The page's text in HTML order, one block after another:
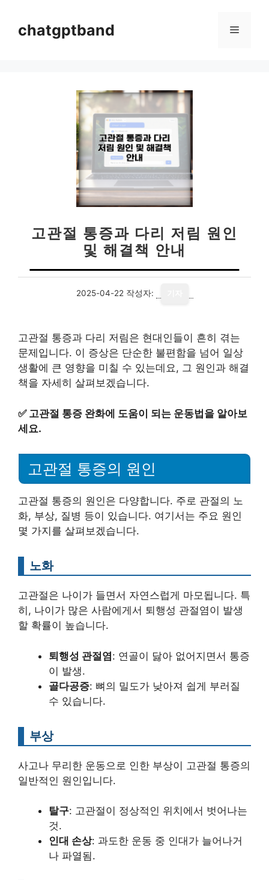
chatgptband 메
고관절 통증과 다리 저림 원인
및 해결책 안내
2025-04-22 작성자:
고관절 통증과 다리 저림은 현대인들이 흔히 겪는
문제입니다. 이 증상은 단순한 불편함을 넘어 일상
생활에 큰 영향을 미칠 수 있는데요, 그 원인과 해결
책을 자세히 살펴보겠습니다.
✅ 고관절 통증 완화에 도움이 되는 운동법을 알아보
세요.
고관절 통증의 원인
고관절 통증의 원인은 다양합니다. 주로 관절의 노
화, 부상, 질병 등이 있습니다. 여기서는 주요 원인
몇 가지를 살펴보겠습니다.
노화
고관절은 나이가 들면서 자연스럽게 마모됩니다. 특
히, 나이가 많은 사람에게서 퇴행성 관절염이 발생
할 확률이 높습니다.
퇴행성 관절염: 연골이 닳아 없어지면서 통증
이 발생.
골다공증: 뼈의 밀도가 낮아져 쉽게 부러질
수 있습니다.
부상
사고나 무리한 운동으로 인한 부상이 고관절 통증의
일반적인 원인입니다.
탈구: 고관절이 정상적인 위치에서 벗어나는
것.
인대 손상: 과도한 운동 중 인대가 늘어나거
나 파열됨.